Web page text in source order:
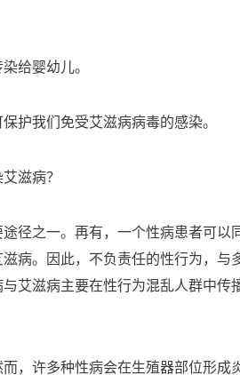
给婴幼儿。
护我们免受艾滋病病毒的感染。
滋病？
径之一。再有，一个性病患者可以
病。因此，不负责任的性行为，与
艾滋病主要在性行为混乱人群中传
，许多种性病会在生殖器部位形成